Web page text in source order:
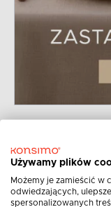
Używamy plików
Możemy je zamieścić w
odwiedzających,
spersonalizowanych